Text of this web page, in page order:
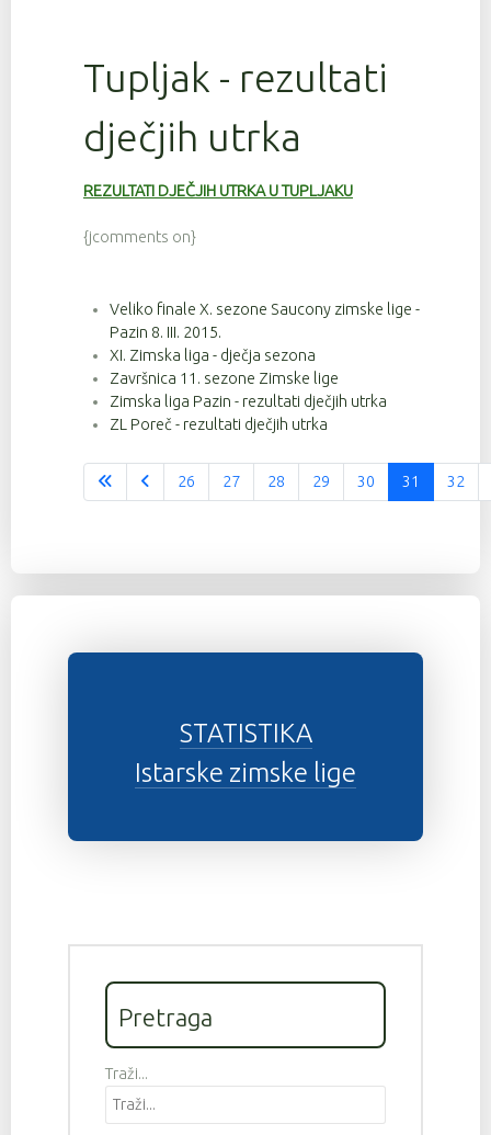
Tupljak - rezultati
dječjih utrka
REZULTATI DJEČJIH UTRKA U TUPLJAKU
{jcomments on}
Veliko finale X. sezone Saucony zimske lige -
Pazin 8. III. 2015.
XI. Zimska liga - dječja sezona
Završnica 11. sezone Zimske lige
Zimska liga Pazin - rezultati dječjih utrka
ZL Poreč - rezultati dječjih utrka
Stranica 31 od 37
26 27 28 29 30 31 32
STATISTIKA
Istarske zimske lige
Pretraga
Traži...